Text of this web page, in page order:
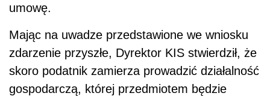
umowę.
Mając na uwadze przedstawione we wniosku
zdarzenie przyszłe, Dyrektor KIS stwierdził, że
skoro podatnik zamierza prowadzić działalność
gospodarczą, której przedmiotem będzie